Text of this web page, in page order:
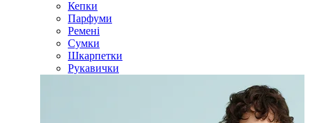
Кепки
Парфуми
Ремені
Сумки
Шкарпетки
Рукавички